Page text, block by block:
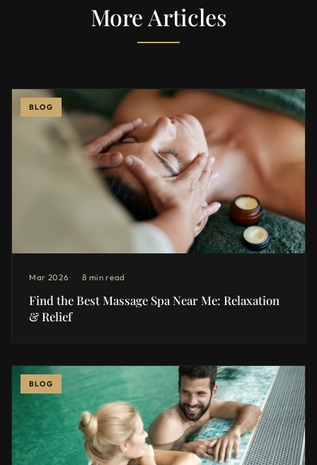
More Articles
BLOG
Mar 2026 8 min read
Find the Best Massage Spa Near Me: Relaxation
& Relief
BLOG